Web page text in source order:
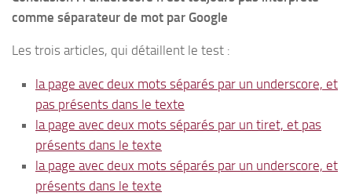
comme séparateur de mot par Google
Les trois articles, qui détaillent le test :
la page avec deux mots séparés par un underscore, et
pas présents dans le texte
la page avec deux mots séparés par un tiret, et pas
présents dans le texte
la page avec deux mots séparés par un underscore, et
présents dans le texte